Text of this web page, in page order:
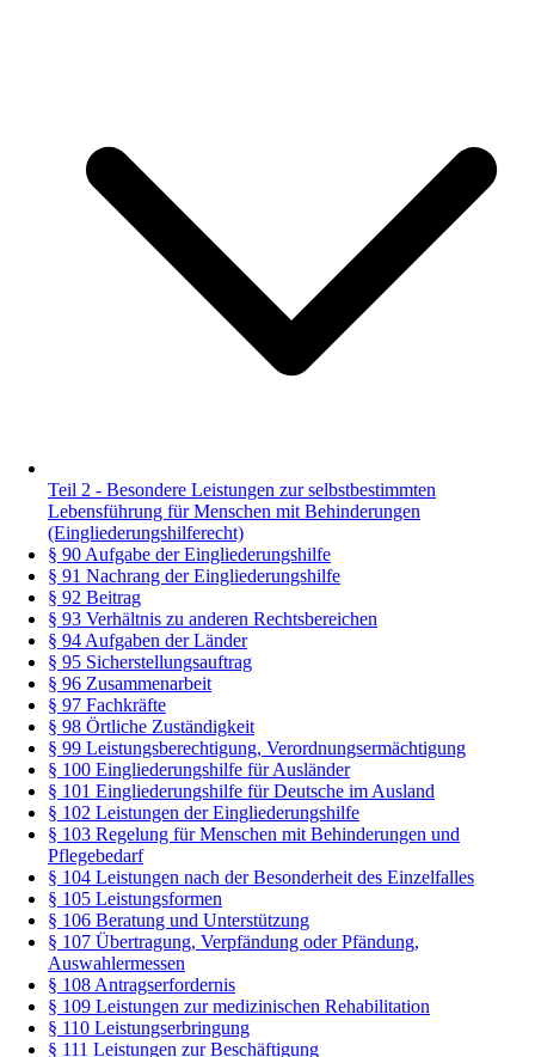
Teil 2 - Besondere Leistungen zur selbstbestimmten
Lebensführung für Menschen mit Behinderungen
(Eingliederungshilferecht)
§ 90 Aufgabe der Eingliederungshilfe
§ 91 Nachrang der Eingliederungshilfe
§ 92 Beitrag
§ 93 Verhältnis zu anderen Rechtsbereichen
§ 94 Aufgaben der Länder
§ 95 Sicherstellungsauftrag
§ 96 Zusammenarbeit
§ 97 Fachkräfte
§ 98 Örtliche Zuständigkeit
§ 99 Leistungsberechtigung, Verordnungsermächtigung
§ 100 Eingliederungshilfe für Ausländer
§ 101 Eingliederungshilfe für Deutsche im Ausland
§ 102 Leistungen der Eingliederungshilfe
§ 103 Regelung für Menschen mit Behinderungen und
Pflegebedarf
§ 104 Leistungen nach der Besonderheit des Einzelfalles
§ 105 Leistungsformen
§ 106 Beratung und Unterstützung
§ 107 Übertragung, Verpfändung oder Pfändung,
Auswahlermessen
§ 108 Antragserfordernis
§ 109 Leistungen zur medizinischen Rehabilitation
§ 110 Leistungserbringung
§ 111 Leistungen zur Beschäftigung